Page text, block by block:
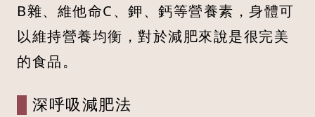
B雜、維他命C、鉀、鈣等營養素，身體可
以維持營養均衡，對於減肥來說是很完美
的食品。
深呼吸減肥法